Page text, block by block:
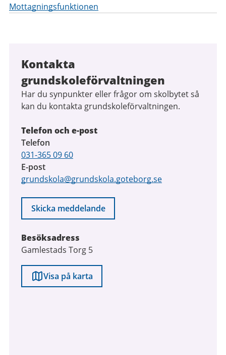
Mottagningsfunktionen
Kontakta
grundskoleförvaltningen
Har du synpunkter eller frågor om skolbytet så
kan du kontakta grundskoleförvaltningen.
Telefon och e-post
Telefon
031-365 09 60
E-post
grundskola@grundskola.goteborg.se
Skicka meddelande
Besöksadress
Gamlestads Torg 5
Visa på karta